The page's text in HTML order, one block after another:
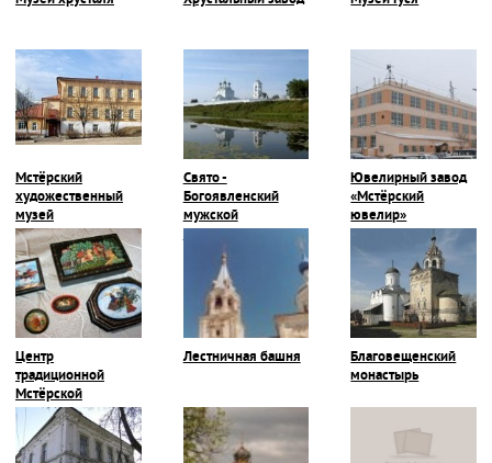
Мстёрский
художественный
музей
Свято -
Богоявленский
мужской
Ювелирный завод
«Мстёрский
ювелир»
Центр
традиционной
Мстёрской
миниатюры
Лестничная башня
Благовещенский
монастырь